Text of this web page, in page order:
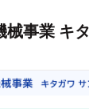
械事業 キ